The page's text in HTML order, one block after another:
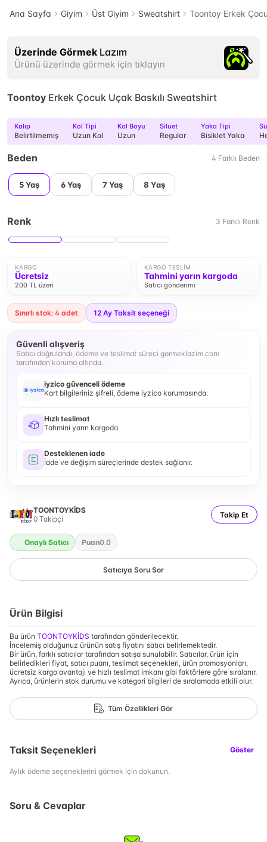
Ana Sayfa Giyim Üst Giyim Sweatshirt Toontoy Erkek
Üzerinde Görmek Lazım
Ürünü üzerinde görmek için tıklayın
Toontoy Erkek Çocuk Uçak Baskılı Sweatshirt
Kalıp
Belirtilmemiş
Kol Tipi
Uzun Kol
Kol Boyu
Uzun
Siluet
Regular
Yaka Tipi
Bisiklet Yaka
Beden 4 Farklı Beden
5 Yaş 6 Yaş 7 Yaş 8 Yaş
Renk 3 Farklı Renk
KARGO
Ücretsiz
200 TL üzeri
KARGO TESLIM
Tahmini yarın kargoda
Satıcı gönderimi
Sınırlı stok: 4 adet 12 Ay Taksit seçeneği
Güvenli alışveriş
Satıcı doğrulandı, ödeme ve teslimat süreci gormeklazim.com
tarafından koruma altında.
iyzico güvenceli ödeme
Kart bilgileriniz şifreli, ödeme iyzico korumasında.
Hızlı teslimat
Tahmini yarın kargoda
Desteklenen iade
İade ve değişim süreçlerinde destek sağlanır.
TOONTOYKİDS
0 Takipçi Takip Et
Onaylı Satıcı Puan0.0
Satıcıya Soru Sor
Ürün Bilgisi
Bu ürün TOONTOYKİDS tarafından gönderilecektir.
İncelemiş olduğunuz ürünün satış fiyatını satıcı belirlemektedir.
Bir ürün, farklı satıcılar tarafından satışa sunulabilir. Satıcılar, ürün için
belirledikleri fiyat, satıcı puanı, teslimat seçenekleri, ürün promosyonları,
ücretsiz kargo avantajı ve hızlı teslimat imkanı gibi faktörlere göre sıralanır.
Ayrıca, ürünlerin stok durumu ve kategori bilgileri de sıralamada etkili olur.
Tüm Özellikleri Gör
Taksit Seçenekleri Göster
Aylık ödeme seçeneklerini görmek için dokunun.
Soru & Cevaplar